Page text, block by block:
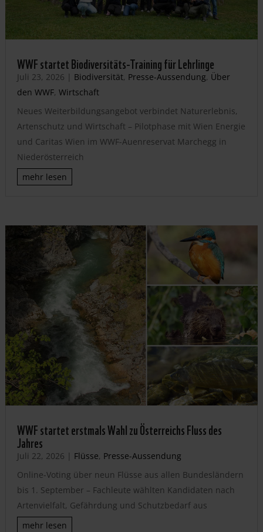
WWF startet Biodiversitäts-Training für Lehrlinge
Juli 23, 2026 | Biodiversität, Presse-Aussendung, Über
den WWF, Wirtschaft
Neues Weiterbildungsangebot verbindet Naturerlebnis,
Artenschutz und Wirtschaft – Pilotphase mit Wien Energie
und Caritas Wien im WWF-Auenreservat Marchegg in
Niederösterreich
mehr lesen
WWF startet erstmals Wahl zu Österreichs Fluss des
Jahres
Juli 22, 2026 | Flüsse, Presse-Aussendung
Online-Voting über neun Flüsse aus allen Bundesländern
bis 1. September – Fachleute wählten Kandidaten nach
Artenvielfalt, Gefährdung und Schutzbedarf aus
mehr lesen